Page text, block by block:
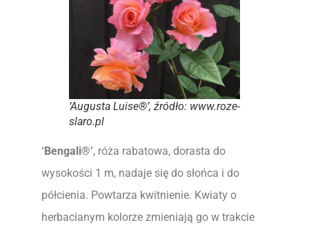
‘Augusta Luise®’, źródło: www.roze-
slaro.pl
‘Bengali®’, róża rabatowa, dorasta do
wysokości 1 m, nadaje się do słońca i do
półcienia. Powtarza kwitnienie. Kwiaty o
herbacianym kolorze zmieniają go w trakcie